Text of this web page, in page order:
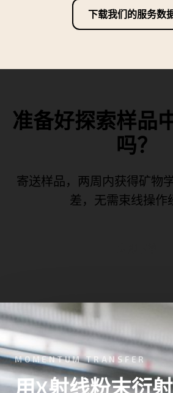
下载我们的服务数
准备好探索样品
吗？
寄送样品，两周内获得矿物
差，无需束线操作
MOMENTUM TRANSFER
用X射线粉末衍